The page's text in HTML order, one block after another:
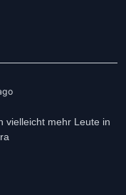
vielleicht mehr Leute in